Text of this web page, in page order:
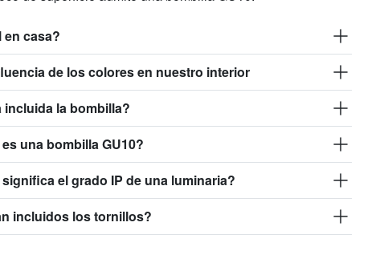
en casa?
de los colores en nuestro interior
incluida la bombilla?
una bombilla GU10?
significa el grado IP de una luminaria?
incluidos los tornillos?